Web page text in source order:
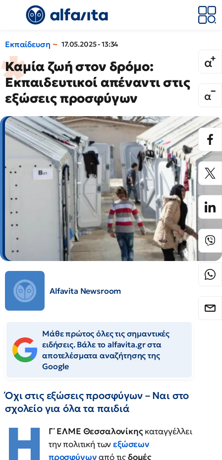
Εκπαίδευση 17.05.2025 - 13:34
Καμία ζωή στον δρόμο:
Εκπαιδευτικοί απέναντι στις
εξώσεις προσφύγων
Alfavita Newsroom
Μάθε πρώτος όλες τις σημαντικές
ειδήσεις. Βάλε το alfavita.gr στα
αποτελέσματα αναζήτησης της
Google
Όχι στις εξώσεις προσφύγων – Ναι στο
σχολείο για όλα τα παιδιά
Η Γ΄ ΕΛΜΕ Θεσσαλονίκηςκαταγγέλλει
την πολιτική τωνεξώσεων
προσφύγωναπό τιςδομές